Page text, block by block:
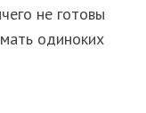
не готовы
одиноких